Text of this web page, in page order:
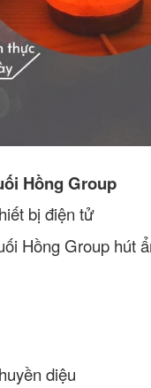
Hồng Group
bị điện tử
Hồng Group hút
diệu